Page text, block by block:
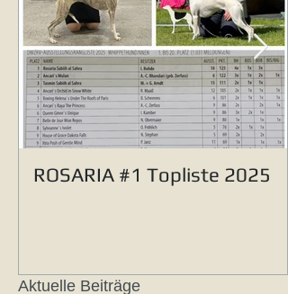
ROSARIA #1 Topliste 2025
Aktuelle Beiträge